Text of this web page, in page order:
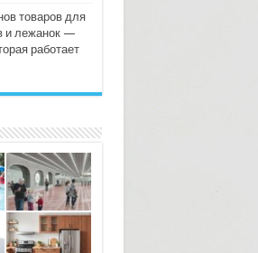
товаров для
и лежанок —
работает